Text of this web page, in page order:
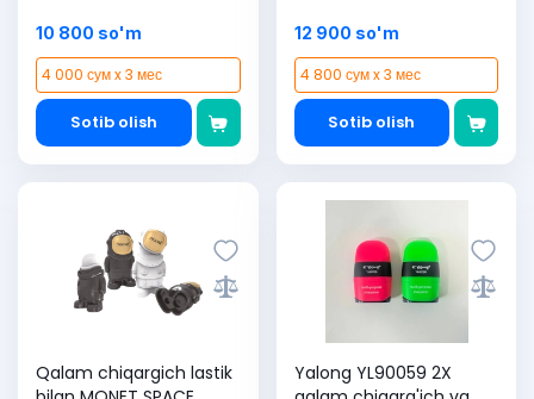
10 800 so'm
4 000 сум x 3 мес
Sotib olish
12 900 so'm
4 800 сум x 3 мес
Sotib olish
Qalam chiqargich lastik
Yalong YL90059 2X